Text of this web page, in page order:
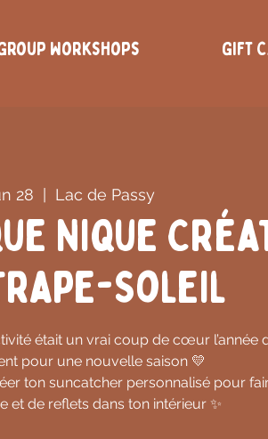
Workshops Gift
28
  |
Lac de Passy
Nique
Soleil
était un vrai coup de cœur l’année
pour une nouvelle saison 💛
ton suncatcher personnalisé pour
et de reflets dans ton intérieur ✨